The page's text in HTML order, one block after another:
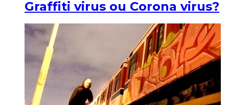
Graffiti virus ou Corona virus?